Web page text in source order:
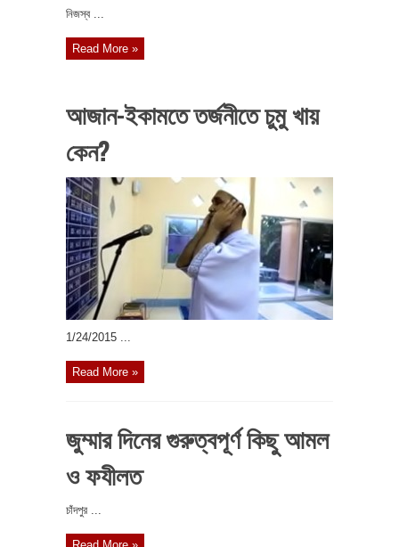
নিজস্ব ...
Read More »
আজান-ইকামতে তর্জনীতে চুমু খায়
কেন?
1/24/2015 ...
Read More »
জুম্মার দিনের গুরুত্বপূর্ণ কিছু আমল
ও ফযীলত
চাঁদপুর ...